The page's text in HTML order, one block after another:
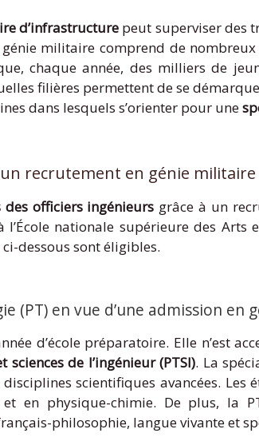
d’infrastructurepeut superviser des
militaire comprend de
chaque année, des milliers de
filières permettent de se
dans lesquels s’orienter pour une
recrutement en génie
des officiers ingénieurs grâce à un
nationale supérieure des
dessous sont éligibles.
(PT) en vue d’une admission en
d’école préparatoire. Elle n’est
de l’ingénieur (PTSI). La
scientifiques avancées.
et en physique-chimie. De plus, la
philosophie, langue vivante et